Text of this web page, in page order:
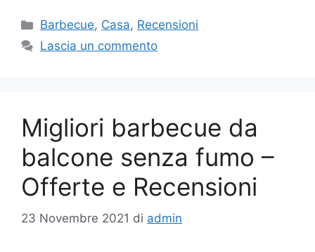
Categorie
Barbecue, Casa, Recensioni
Lascia un commento
Migliori barbecue da
balcone senza fumo –
Offerte e Recensioni
23 Novembre 2021 di admin